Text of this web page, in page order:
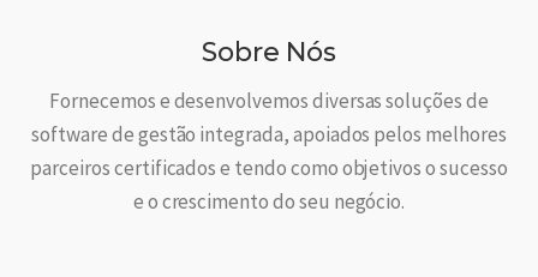
Sobre Nós
Fornecemos e desenvolvemos diversas soluções de
software de gestão integrada, apoiados pelos melhores
parceiros certificados e tendo como objetivos o sucesso
e o crescimento do seu negócio.